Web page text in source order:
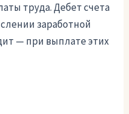
труда. Дебет счета
заработной
— при выплате этих